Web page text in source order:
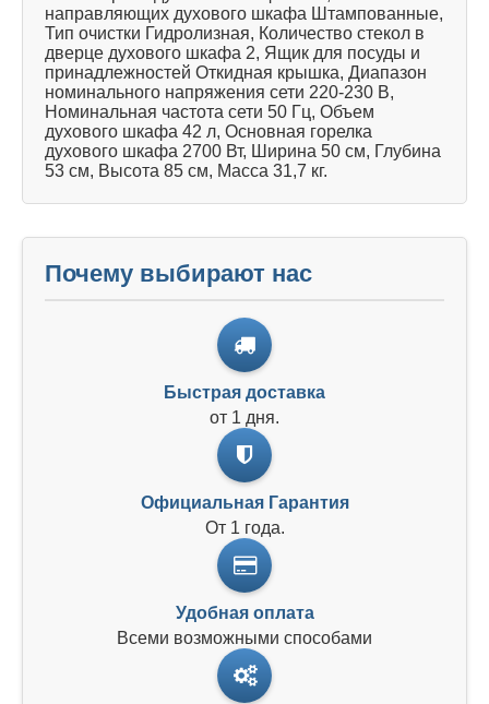
направляющих духового шкафа Штампованные,
Тип очистки Гидролизная, Количество стекол в
дверце духового шкафа 2, Ящик для посуды и
принадлежностей Откидная крышка, Диапазон
номинального напряжения сети 220-230 В,
Номинальная частота сети 50 Гц, Объем
духового шкафа 42 л, Основная горелка
духового шкафа 2700 Вт, Ширина 50 см, Глубина
53 см, Высота 85 см, Масса 31,7 кг.
Почему выбирают нас
Быстрая доставка
от 1 дня.
Официальная Гарантия
От 1 года.
Удобная оплата
Всеми возможными способами